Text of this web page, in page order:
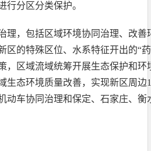
行分区分类保护。
理，包括区域环境协同治理、改
区的特殊区位、水系特征开出的“
，区域流域统筹开展生态保护和
生态环境质量改善，实现新区周边
动车协同治理和保定、石家庄、